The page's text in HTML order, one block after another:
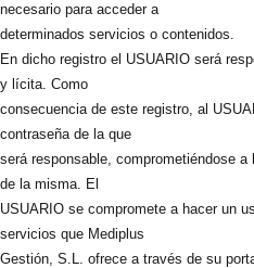
necesario para acceder a
determinados servicios o contenidos.
En dicho registro el USUARIO será
y lícita. Como
consecuencia de este registro, al
contraseña de la que
será responsable, comprometiéndose
de la misma. El
USUARIO se compromete a hacer un
servicios que Mediplus
Gestión, S.L. ofrece a través de su